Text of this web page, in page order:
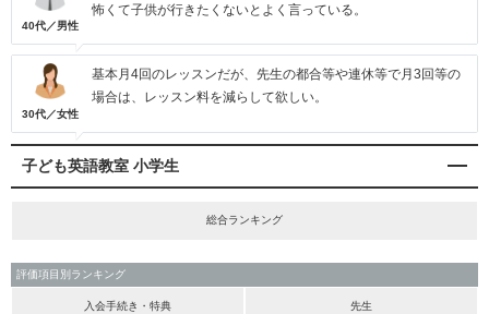
40代／男性
怖くて子供が行きたくないとよく言っている。
30代／女性
基本月4回のレッスンだが、先生の都合等や連休等で月3回等の
場合は、レッスン料を減らして欲しい。
子ども英語教室 小学生
総合ランキング
評価項目別ランキング
入会手続き・特典 先生